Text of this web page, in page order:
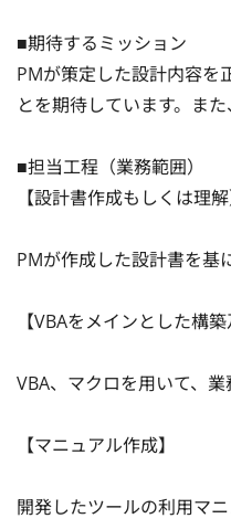
■期待するミッション
PMが策定した設計内容を
とを期待しています。ま
■担当工程（業務範囲）
【設計書作成もしくは理解
PMが作成した設計書を基
【VBAをメインとした構
VBA、マクロを用いて、
【マニュアル作成】
開発したツールの利用マニ